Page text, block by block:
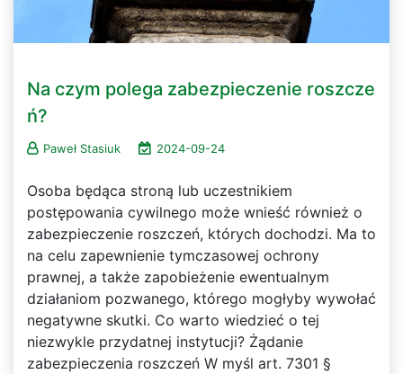
Na czym polega zabezpieczenie roszcze
ń?
Paweł Stasiuk 2024-09-24
Osoba będąca stroną lub uczestnikiem
postępowania cywilnego może wnieść również o
zabezpieczenie roszczeń, których dochodzi. Ma to
na celu zapewnienie tymczasowej ochrony
prawnej, a także zapobieżenie ewentualnym
działaniom pozwanego, którego mogłyby wywołać
negatywne skutki. Co warto wiedzieć o tej
niezwykle przydatnej instytucji? Żądanie
zabezpieczenia roszczeń W myśl art. 7301 §